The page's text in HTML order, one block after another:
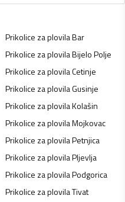
Prikolice za plovilaBar
Prikolice za plovilaBijelo Polje
Prikolice za plovilaCetinje
Prikolice za plovilaGusinje
Prikolice za plovilaKolašin
Prikolice za plovilaMojkovac
Prikolice za plovilaPetnjica
Prikolice za plovilaPljevlja
Prikolice za plovilaPodgorica
Prikolice za plovilaTivat